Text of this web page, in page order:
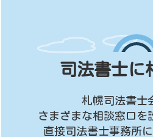
司法書士に
札幌司法書士
さまざまな相談窓口を
直接司法書士事務所